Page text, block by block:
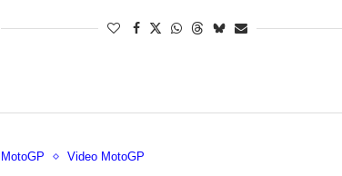
MotoGP Video MotoGP